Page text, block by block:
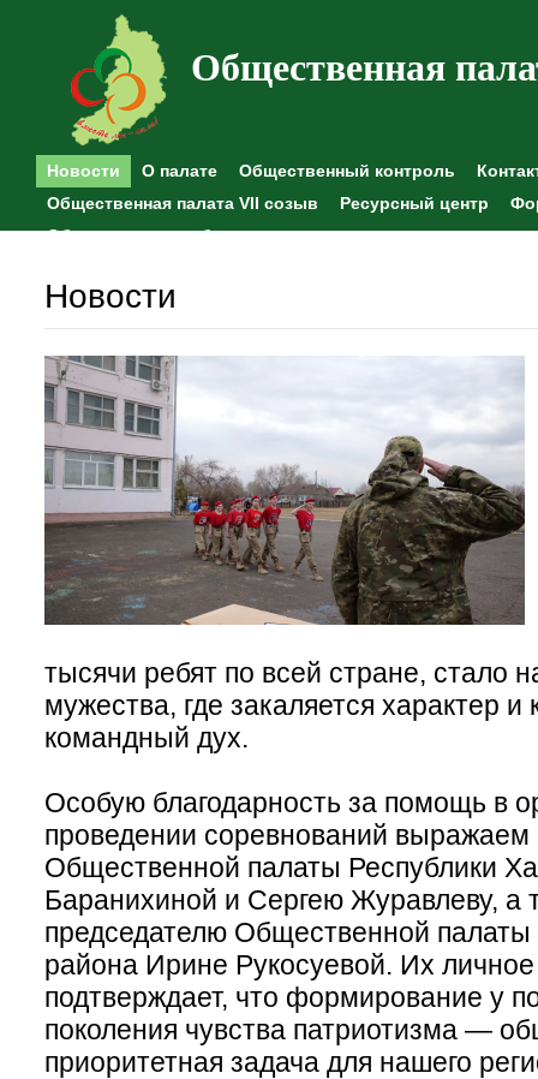
Общественная
Новости О палате Общественный контроль
Общественная палата VII созыв
Ресурсный центр
Общественные наблюдения
Новости
тысячи ребят по всей стране, стало
мужества, где закаляется характер и
командный дух.
Особую благодарность за помощь в
проведении соревнований
Общественной палаты Республики
Баранихиной и Сергею Журавлеву, а
председателю Общественной палаты
района Ирине Рукосуевой. Их личное
подтверждает, что формирование у
поколения чувства патриотизма —
приоритетная задача для нашего